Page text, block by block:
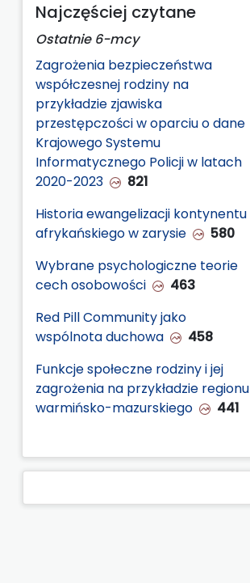
Najczęściej czytane
Ostatnie 6-mcy
Zagrożenia bezpieczeństwa
współczesnej rodziny na
przykładzie zjawiska
przestępczości w oparciu o dane
Krajowego Systemu
Informatycznego Policji w latach
2020-2023
821
Historia ewangelizacji kontynentu
afrykańskiego w zarysie
580
Wybrane psychologiczne teorie
cech osobowości
463
Red Pill Community jako
wspólnota duchowa
458
Funkcje społeczne rodziny i jej
zagrożenia na przykładzie regionu
warmińsko-mazurskiego
441